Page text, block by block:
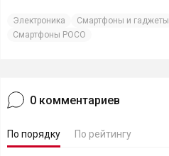
Электроника Смартфоны и гаджеты
Смартфоны POCO
0 комментариев
По порядку По рейтингу